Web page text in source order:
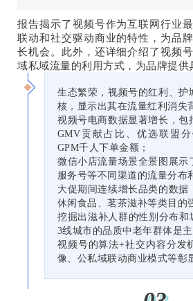
报告揭示了视频号作为互联网行业
联动和社交驱动商业的特性，为品
长机会。此外，还详细介绍了视频
域私域流量的利用方式，为品牌提供
生态繁荣，视频号的红利、护
核，显示出其在流量红利消失
视频号电商数据显著增长，包
GMV贡献占比、优选联盟
GPM千人下单金额；
微信小店流量场景全景图展示
服务号等不同渠道的流量分布
大促期间连续增长品类的数据
休闲食品、茗茶滋补等类目的
挖掘出滋补人群的性别分布和
3线城市的品质中老年群体是主
视频号的算法+社交内容分发
像、公私域联动商业模式等彰